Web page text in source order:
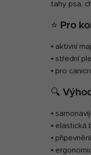
tahy psa,
⭐ Pro
• aktivní
• střední
• pro
🔍
•
• elastická
•
•